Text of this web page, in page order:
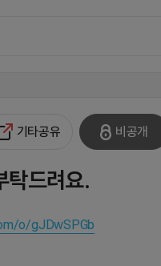
기타공유 비공개
드려요.
o/gJDwSPGb